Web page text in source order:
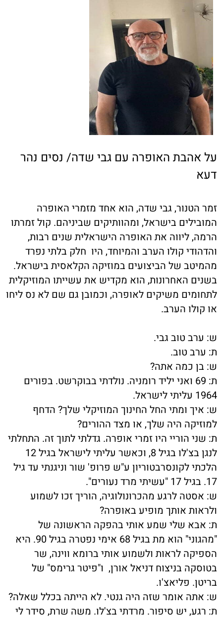
על אהבת האופרה עם גבי שדה/ נסים נהר
דעא
זמר הטנור, גבי שדה, הוא אחד מזמרי האופרה
המובילים בישראל, ומהוותיקים שביניהם. קול זמרתו
הרמה, ליווה את האופרה הישראלית שנים רבות,
והדהודי קולו הערב והמיוחד, היו חלק בלתי נפרד
מהמיטב של הביצועים במוזיקה הקלאסית בישראל.
בשנים האחרונות, הוא מקדיש את עשייתו המוזיקלית
לתחומים משיקים לאופרה, וכמובן גם שם לא נס ליחו
או קולו הערב.
ש: ערב טוב גבי.
ת: ערב טוב.
ש: בן כמה אתה?
ת: 69 ואני יליד רומניה. נולדתי בבוקרשט. בפורים
1964 עליתי לישראל.
ש: איך ומתי החל החינוך המוזיקלי שלך? הדחף
למוזיקה היה שלך, או מצד ההורים?
ת: שני הוריי היו זמרי אופרה. גדלתי לתוך זה. התחלתי
לנגן בצ'לו בגיל 8, וכאשר עליתי לישראל בגיל 12
הלכתי לקונסרבטוריון ע"ש פרופ' שור וניגנתי עד גיל
17. בגיל 17 "עשיתי מרד נעורים".
ש: אסטה לרגע מהכרונולוגיה, הוריך זכו לשמוע
ולראות אותך מופיע באופרה?
ת: אבא שלי שמע אותי בהפקה הראשונה של
"מהגוני" הוא מת בגיל 68 אימי נפטרה בגיל 90. היא
הספיקה לראות ולשמוע אותי ברומא ווינה, שר
בטוסקה בניצוח דניאל אורן, ו"פיטר גרימס" של
בריטן. פליאצ'ו.
ש: אתה אומר שזה היה גנטי. לא הייתה בכלל שאלה?
ת: רגע, יש סיפור. מרדתי בצ'לו. משה שרת, סידר לי